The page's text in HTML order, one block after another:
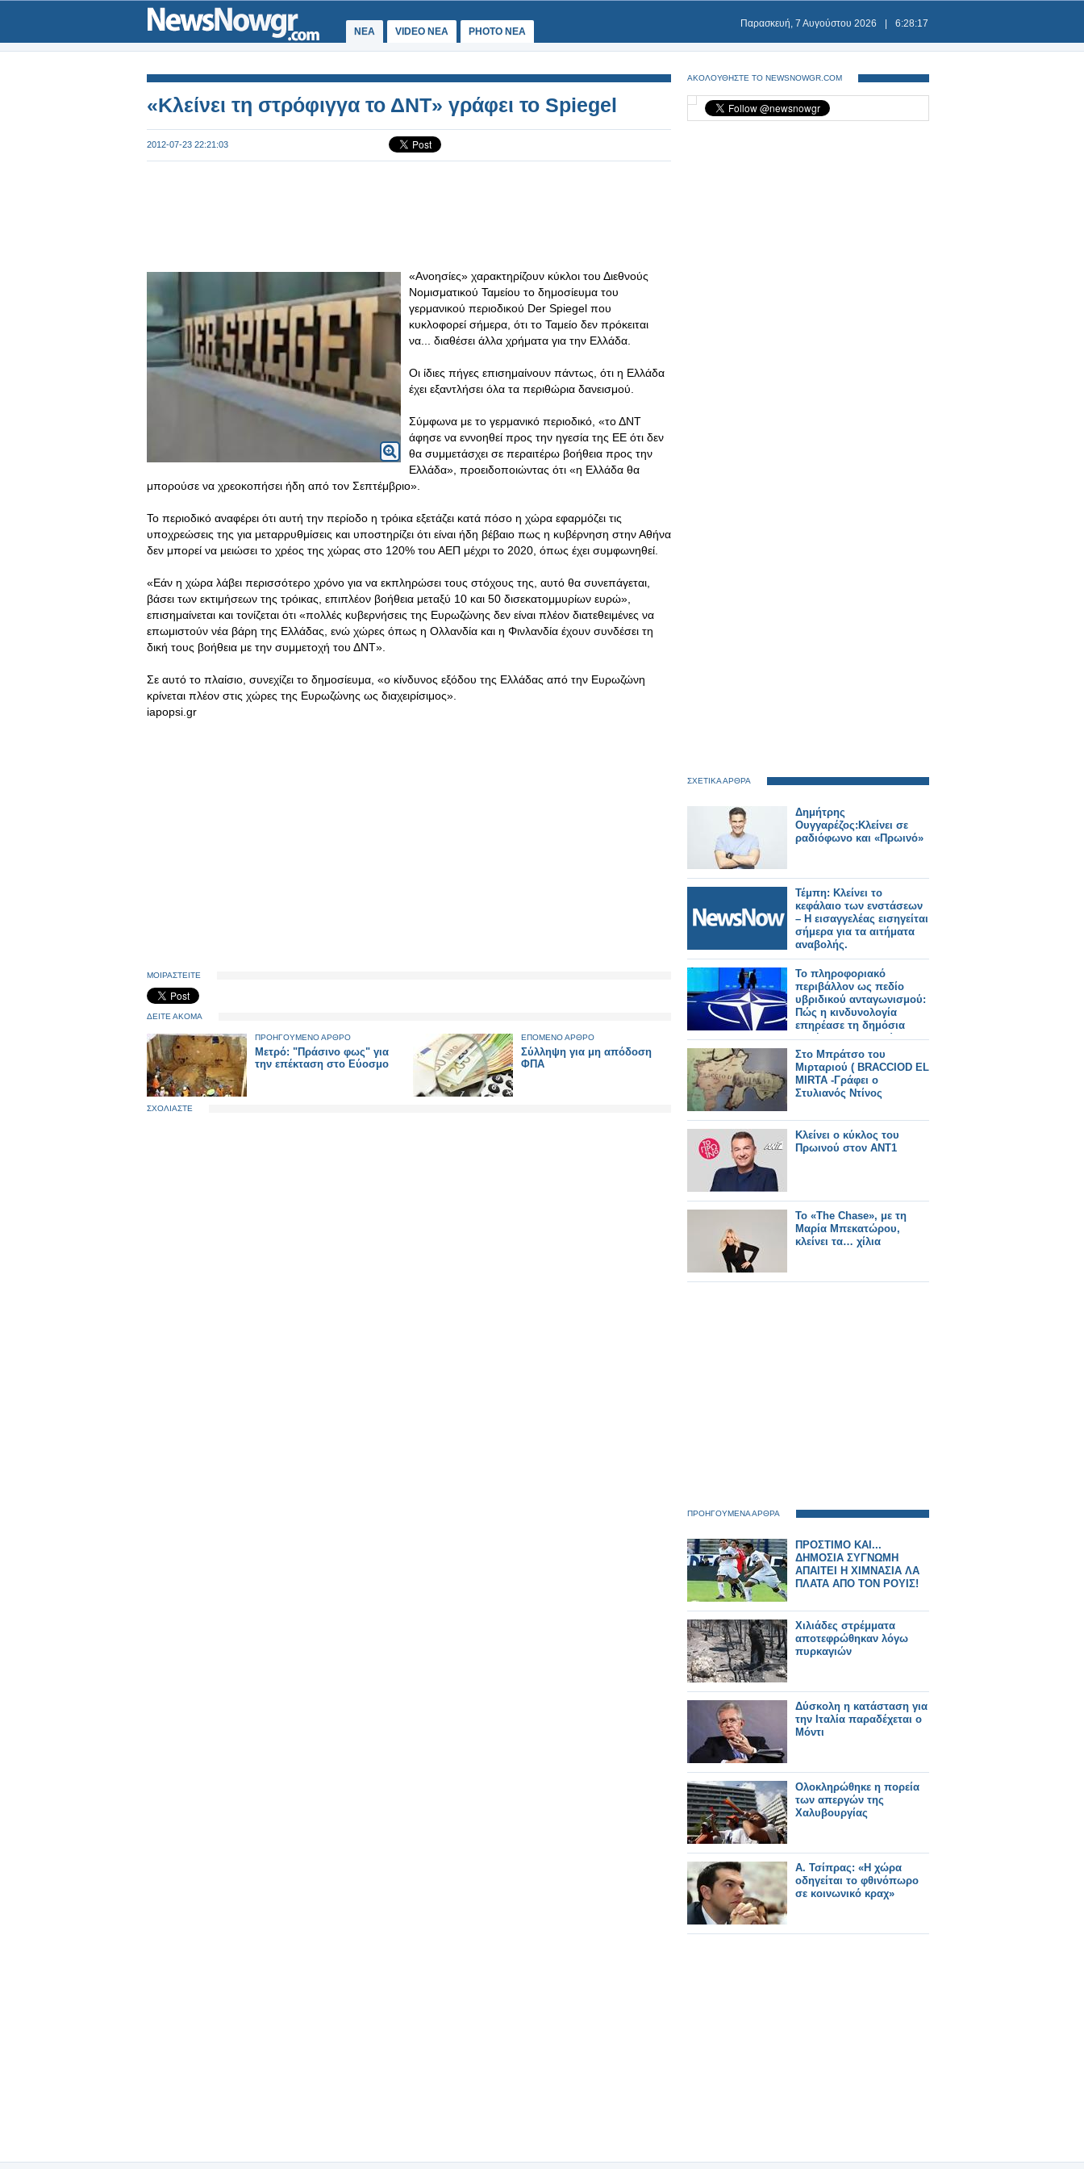
ΝΕΑ VIDEO NEA PHOTO NEA
Παρασκευή, 7 Αυγούστου 2026 6:28:17
«Κλείνει τη στρόφιγγα το ΔΝΤ» γράφει το Spiegel
2012-07-23 22:21:03
«Ανοησίες» χαρακτηρίζουν κύκλοι του Διεθνούς
Νομισματικού Ταμείου το δημοσίευμα του
γερμανικού περιοδικού Der Spiegel που
κυκλοφορεί σήμερα, ότι το Ταμείο δεν πρόκειται
να... διαθέσει άλλα χρήματα για την Ελλάδα.
Οι ίδιες πήγες επισημαίνουν πάντως, ότι η Ελλάδα
έχει εξαντλήσει όλα τα περιθώρια δανεισμού.
Σύμφωνα με το γερμανικό περιοδικό, «το ΔΝΤ
άφησε να εννοηθεί προς την ηγεσία της ΕΕ ότι δεν
θα συμμετάσχει σε περαιτέρω βοήθεια προς την
Ελλάδα», προειδοποιώντας ότι «η Ελλάδα θα
μπορούσε να χρεοκοπήσει ήδη από τον Σεπτέμβριο».
Το περιοδικό αναφέρει ότι αυτή την περίοδο η τρόικα εξετάζει κατά πόσο η χώρα εφαρμόζει τις
υποχρεώσεις της για μεταρρυθμίσεις και υποστηρίζει ότι είναι ήδη βέβαιο πως η κυβέρνηση στην Αθήνα
δεν μπορεί να μειώσει το χρέος της χώρας στο 120% του ΑΕΠ μέχρι το 2020, όπως έχει συμφωνηθεί.
«Εάν η χώρα λάβει περισσότερο χρόνο για να εκπληρώσει τους στόχους της, αυτό θα συνεπάγεται,
βάσει των εκτιμήσεων της τρόικας, επιπλέον βοήθεια μεταξύ 10 και 50 δισεκατομμυρίων ευρώ»,
επισημαίνεται και τονίζεται ότι «πολλές κυβερνήσεις της Ευρωζώνης δεν είναι πλέον διατεθειμένες να
επωμιστούν νέα βάρη της Ελλάδας, ενώ χώρες όπως η Ολλανδία και η Φινλανδία έχουν συνδέσει τη
δική τους βοήθεια με την συμμετοχή του ΔΝΤ».
Σε αυτό το πλαίσιο, συνεχίζει το δημοσίευμα, «ο κίνδυνος εξόδου της Ελλάδας από την Ευρωζώνη
κρίνεται πλέον στις χώρες της Ευρωζώνης ως διαχειρίσιμος».
iapopsi.gr
ΜΟΙΡΑΣΤΕΙΤΕ
ΔΕΙΤΕ ΑΚΟΜΑ
ΠΡΟΗΓΟΥΜΕΝΟ ΑΡΘΡΟ
Μετρό: "Πράσινο φως" για
την επέκταση στο Εύοσμο
ΕΠΟΜΕΝΟ ΑΡΘΡΟ
Σύλληψη για μη απόδοση
ΦΠΑ
ΣΧΟΛΙΑΣΤΕ
ΑΚΟΛΟΥΘΗΣΤΕ ΤΟ NEWSNOWGR.COM
ΣΧΕΤΙΚΑ ΑΡΘΡΑ
Δημήτρης
Ουγγαρέζος:Κλείνει σε
ραδιόφωνο και «Πρωινό»
Τέμπη: Κλείνει το
κεφάλαιο των ενστάσεων
– Η εισαγγελέας εισηγείται
σήμερα για τα αιτήματα
αναβολής.
Το πληροφοριακό
περιβάλλον ως πεδίο
υβριδικού ανταγωνισμού:
Πώς η κινδυνολογία
επηρέασε τη δημόσια
συζήτηση για τη Σύνοδο
του ΝΑΤΟ -Γράφει ο Δρ.
Κωνσταντίνος Π.
Μπαλωμένος
Στο Μπράτσο του
Μιρταριού ( BRACCIOD EL
MIRTA -Γράφει ο
Στυλιανός Ντίνος
Κλείνει ο κύκλος του
Πρωινού στον ΑΝΤ1
Το «The Chase», με τη
Μαρία Μπεκατώρου,
κλείνει τα… χίλια
ΠΡΟΗΓΟΥΜΕΝΑ ΑΡΘΡΑ
ΠΡΟΣΤΙΜΟ ΚΑΙ...
ΔΗΜΟΣΙΑ ΣΥΓΝΩΜΗ
ΑΠΑΙΤΕΙ Η ΧΙΜΝΑΣΙΑ ΛΑ
ΠΛΑΤΑ ΑΠΟ ΤΟΝ ΡΟΥΙΣ!
Χιλιάδες στρέμματα
αποτεφρώθηκαν λόγω
πυρκαγιών
Δύσκολη η κατάσταση για
την Ιταλία παραδέχεται ο
Μόντι
Ολοκληρώθηκε η πορεία
των απεργών της
Χαλυβουργίας
Α. Τσίπρας: «Η χώρα
οδηγείται το φθινόπωρο
σε κοινωνικό κραχ»